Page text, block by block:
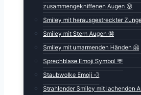
zusammengekniffenen Augen 😝
Smiley mit herausgestreckter
Smiley mit Stern Augen 🤩
Smiley mit umarmenden Händen 🤗
Sprechblase Emoji Symbol 💬
Staubwolke Emoji 💨
Strahlender Smiley mit lachenden